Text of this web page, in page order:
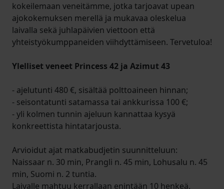
kokeilemaan veneitämme, jotka tarjoavat upean
ajokokemuksen merellä ja mukavaa oleskelua
laivalla sekä juhlapäivien viettoon että
yhteistyökumppaneiden viihdyttämiseen. Tervetuloa!
Ylelliset veneet Princess 42 ja Azimut 43
- ajelutunti 480 €, sisältää polttoaineen hinnan;
- seisontatunti satamassa tai ankkurissa 100 €;
- yli kolmen tunnin ajeluun kannattaa kysyä
konkreettista hintatarjousta.
Arvioidut ajat matkabudjetin suunnitteluun:
Naissaar n. 30 min, Prangli n. 45 min, Lohusalu n. 45
min, Suomi n. 2 tuntia.
Laivalle mahtuu kerrallaan enintään 10 henkeä.